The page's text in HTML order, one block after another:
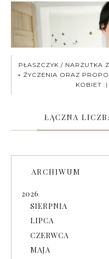
PŁASZCZYK / NARZUTKA
+ ŻYCZENIA ORAZ
KOBIET :)
ŁĄCZNA
ARCHIWUM
2026
SIERPNIA
LIPCA
CZERWCA
MAJA